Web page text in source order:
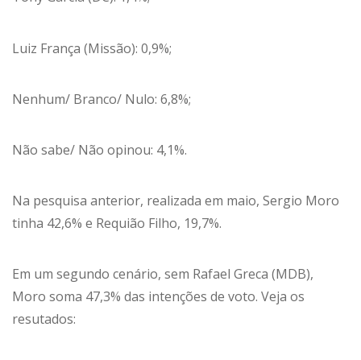
Luiz França (Missão): 0,9%;
Nenhum/ Branco/ Nulo: 6,8%;
Não sabe/ Não opinou: 4,1%.
Na pesquisa anterior, realizada em maio, Sergio Moro
tinha 42,6% e Requião Filho, 19,7%.
Em um segundo cenário, sem Rafael Greca (MDB),
Moro soma 47,3% das intenções de voto. Veja os
resutados: